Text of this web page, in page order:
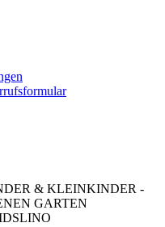
& KLEINKINDER -
GARTEN